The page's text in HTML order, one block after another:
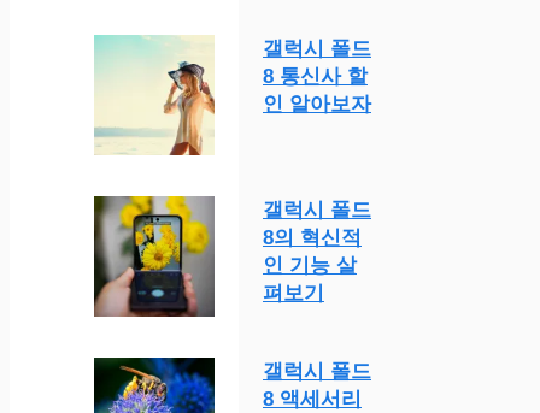
갤럭시 폴드
8 통신사 할
인 알아보자
갤럭시 폴드
8의 혁신적
인 기능 살
펴보기
갤럭시 폴드
8 액세서리